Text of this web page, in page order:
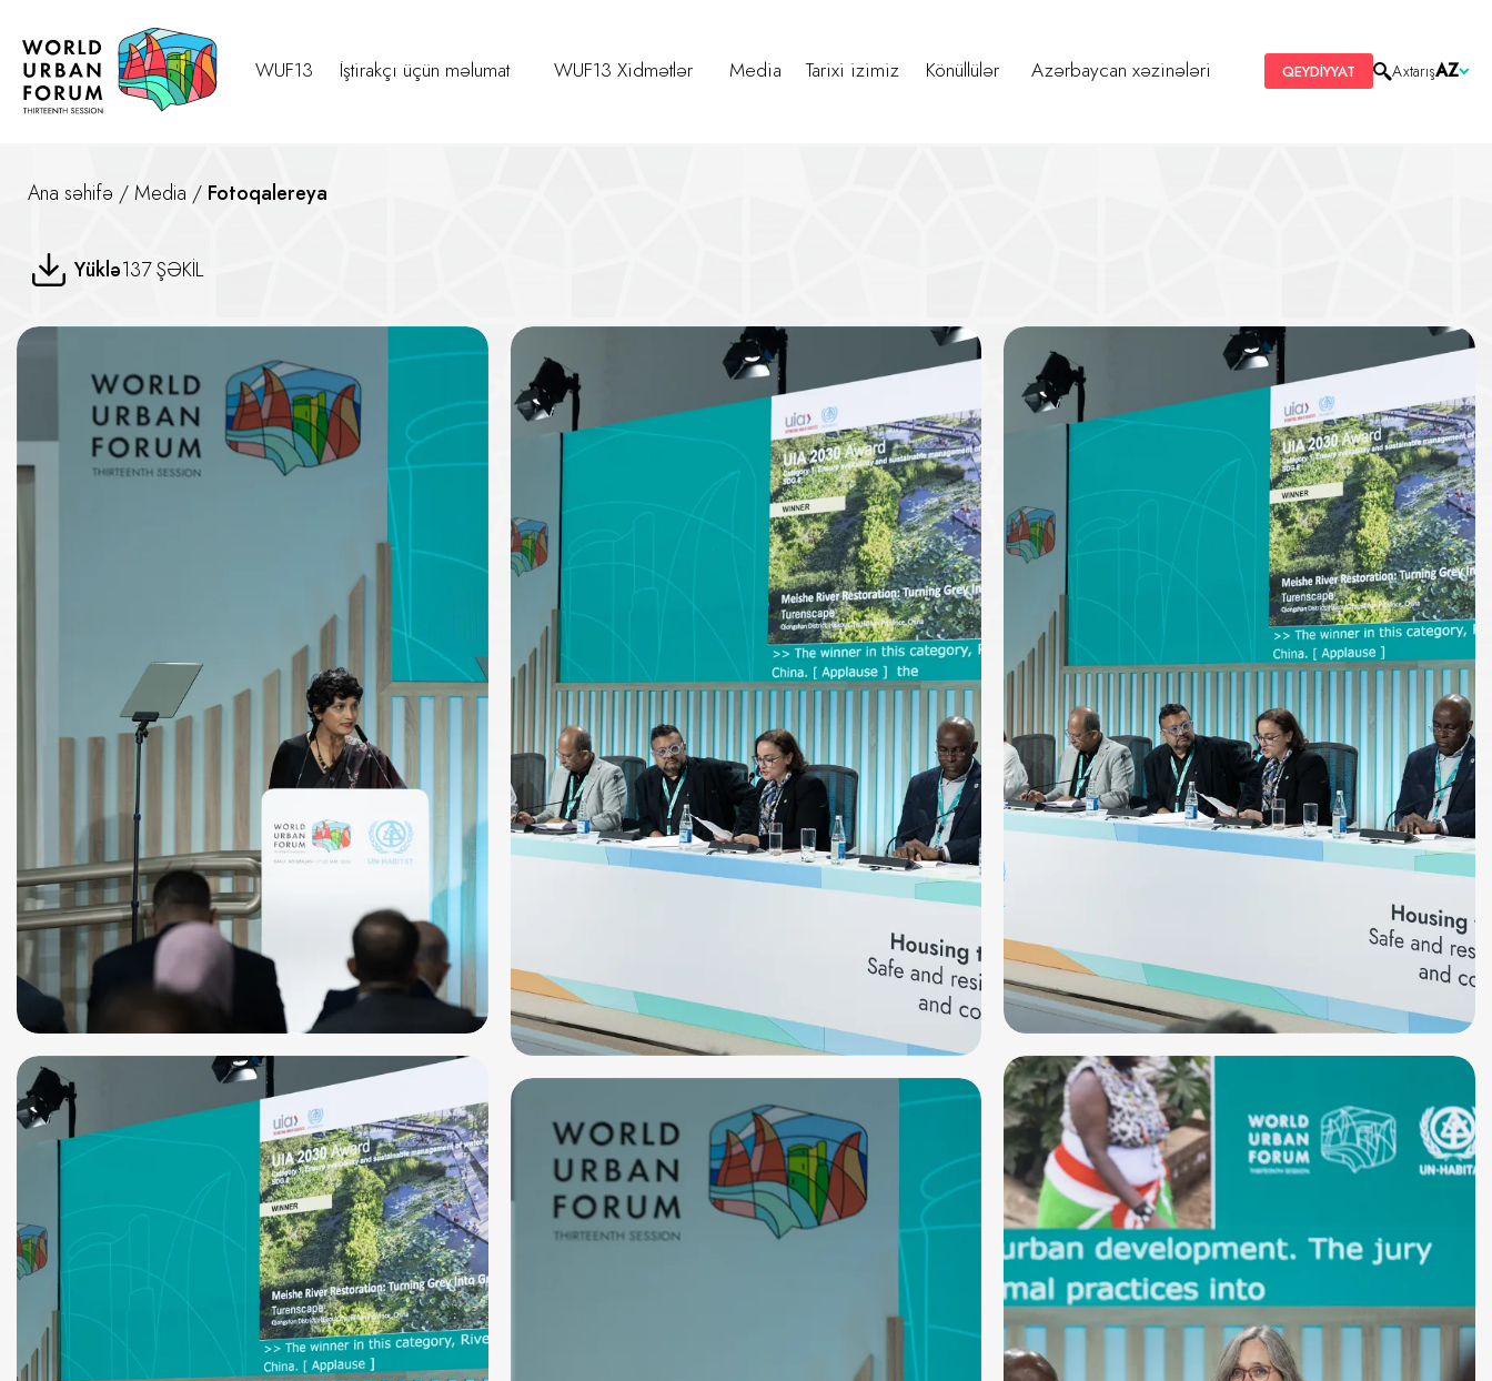
WUF13 İştirakçı üçün məlumat WUF13 Xidmətlər Media Tarixi izimiz Könüllülər Azərbaycan xəzinələri QEYDİYYAT AxtarışAZ
Ana səhifə /Media / Fotoqalereya
UIA 2030 Mükafatı — Üçüncü Dövrün Elanı
Yüklə137 ŞƏKİL